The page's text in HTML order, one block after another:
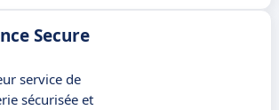
Secure
service de
sécurisée et